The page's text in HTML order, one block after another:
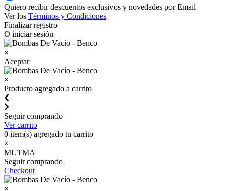
Quiero recibir descuentos exclusivos y novedades por Email
Ver los Términos y Condiciones
Finalizar registro
O iniciar sesión
×
Aceptar
×
Producto agregado a carrito
Seguir comprando
Ver carrito
0 item(s) agregado tu carrito
×
MUTMA
Seguir comprando
Checkout
×